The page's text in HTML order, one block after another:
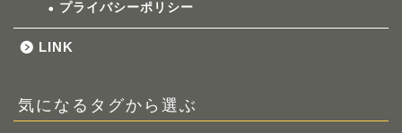
プライバシーポリシー
LINK
気になるタグから選ぶ